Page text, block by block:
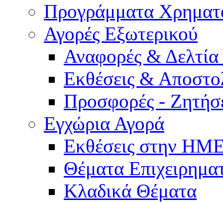
Προγράμματα
Αγορές Εξωτερικού
Αναφορές &
Εκθέσεις &
Προσφορές -
Εγχώρια Αγορά
Εκθέσεις στην
Θέματα
Κλαδικά Θέματα